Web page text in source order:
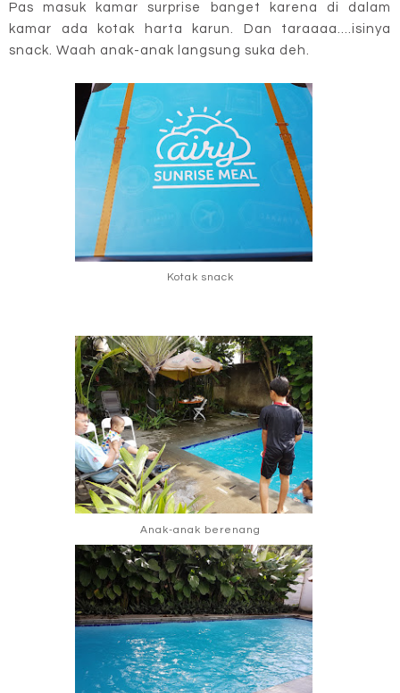
Pas masuk kamar surprise banget karena di dalam
kamar ada kotak harta karun. Dan taraaaa....isinya
snack. Waah anak-anak langsung suka deh.
Kotak snack
Anak-anak berenang